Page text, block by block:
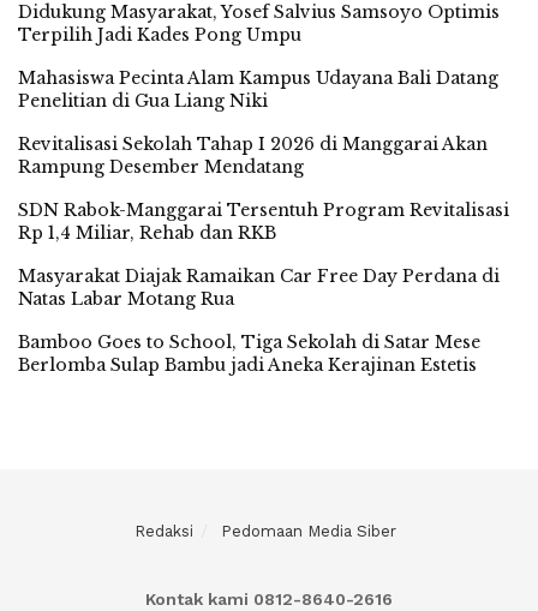
Didukung Masyarakat, Yosef Salvius Samsoyo Optimis
Terpilih Jadi Kades Pong Umpu
Mahasiswa Pecinta Alam Kampus Udayana Bali Datang
Penelitian di Gua Liang Niki
Revitalisasi Sekolah Tahap I 2026 di Manggarai Akan
Rampung Desember Mendatang
SDN Rabok-Manggarai Tersentuh Program Revitalisasi
Rp 1,4 Miliar, Rehab dan RKB
Masyarakat Diajak Ramaikan Car Free Day Perdana di
Natas Labar Motang Rua
Bamboo Goes to School, Tiga Sekolah di Satar Mese
Berlomba Sulap Bambu jadi Aneka Kerajinan Estetis
Redaksi Pedomaan Media Siber
Kontak kami 0812-8640-2616